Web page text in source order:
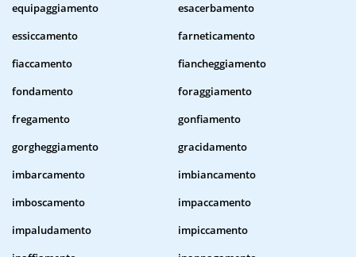
equipaggiamento
esacerbamento
essiccamento
farneticamento
fiaccamento
fiancheggiamento
fondamento
foraggiamento
fregamento
gonfiamento
gorgheggiamento
gracidamento
imbarcamento
imbiancamento
imboscamento
impaccamento
impaludamento
impiccamento